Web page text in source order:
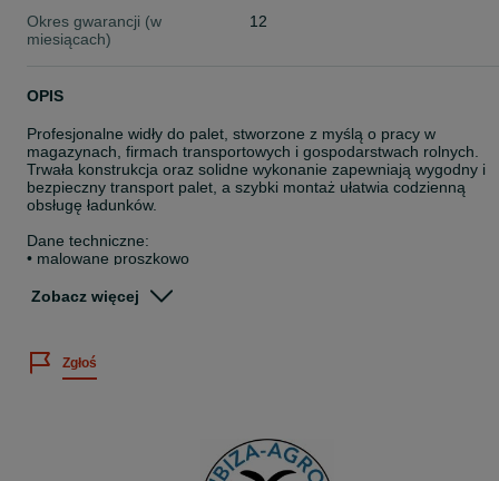
Okres gwarancji (w
miesiącach)
12
OPIS
Profesjonalne widły do palet, stworzone z myślą o pracy w
magazynach, firmach transportowych i gospodarstwach rolnych.
Trwała konstrukcja oraz solidne wykonanie zapewniają wygodny i
bezpieczny transport palet, a szybki montaż ułatwia codzienną
obsługę ładunków.
Dane techniczne:
• malowane proszkowo
• szerokie i grube widły
Eurotrac, Everun Faucheux, JCB, John Deere, Komatsu, Kramer,
Manitou, Massey Ferguson, Merlo, New Holland, Sigma, Volvo
Zobacz więcej
Zgłoś